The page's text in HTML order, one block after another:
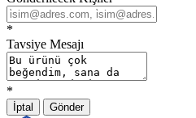
*
Tavsiye Mesajı
*
İptal Gönder